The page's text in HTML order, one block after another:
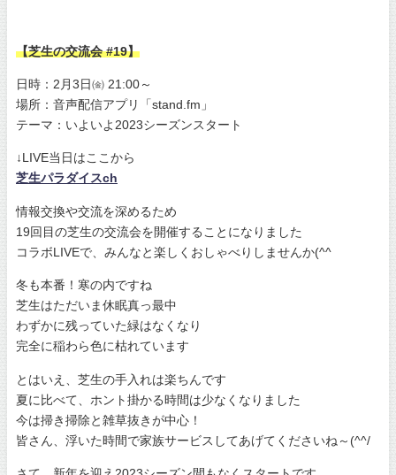
【芝生の交流会 #19】
日時：2月3日㈮ 21:00～
場所：音声配信アプリ「stand.fm」
テーマ：いよいよ2023シーズンスタート
↓LIVE当日はここから
芝生パラダイスch
情報交換や交流を深めるため
19回目の芝生の交流会を開催することになりました
コラボLIVEで、みんなと楽しくおしゃべりしませんか(^^
冬も本番！寒の内ですね
芝生はただいま休眠真っ最中
わずかに残っていた緑はなくなり
完全に稲わら色に枯れています
とはいえ、芝生の手入れは楽ちんです
夏に比べて、ホント掛かる時間は少なくなりました
今は掃き掃除と雑草抜きが中心！
皆さん、浮いた時間で家族サービスしてあげてくださいね～(^^/